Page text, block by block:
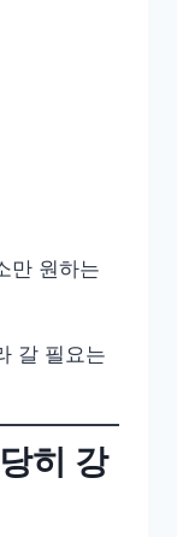
만 원하는
갈 필요는
히 강